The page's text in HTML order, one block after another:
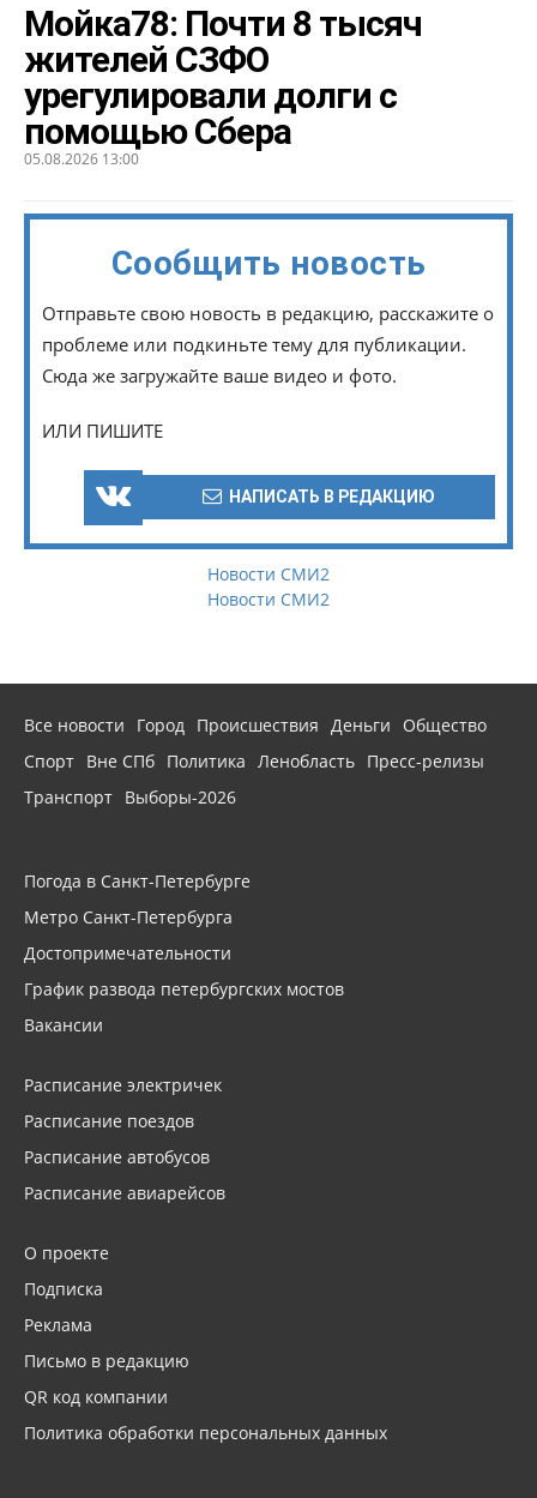
Мойка78: Почти 8 тысяч
жителей СЗФО
урегулировали долги с
помощью Сбера
05.08.2026 13:00
Сообщить новость
Отправьте свою новость в редакцию, расскажите о
проблеме или подкиньте тему для публикации.
Сюда же загружайте ваше видео и фото.
ИЛИ ПИШИТЕ
НАПИСАТЬ В РЕДАКЦИЮ
Новости СМИ2
Новости СМИ2
Все новости Город Происшествия Деньги
Общество
Спорт Вне СПб Политика Ленобласть Пресс-релизы
Транспорт Выборы-2026
Погода в Санкт-Петербурге
Метро Санкт-Петербурга
Достопримечательности
График развода петербургских мостов
Вакансии
Расписание электричек
Расписание поездов
Расписание автобусов
Расписание авиарейсов
О проекте
Подписка
Реклама
Письмо в редакцию
QR код компании
Политика обработки персональных данных